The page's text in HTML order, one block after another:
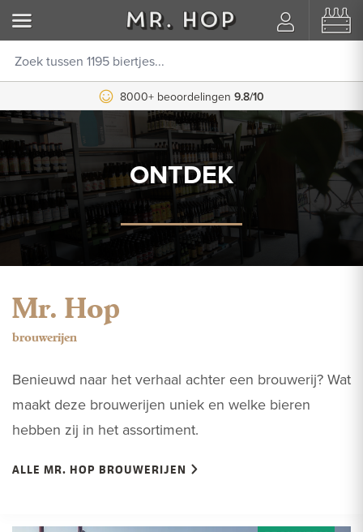
8000+ beoordelingen 9.8/10
ONTDEK
Mr. Hop
brouwerijen
Benieuwd naar het verhaal achter een brouwerij? Wat
maakt deze brouwerijen uniek en welke bieren
hebben zij in het assortiment.
ALLE MR. HOP BROUWERIJEN